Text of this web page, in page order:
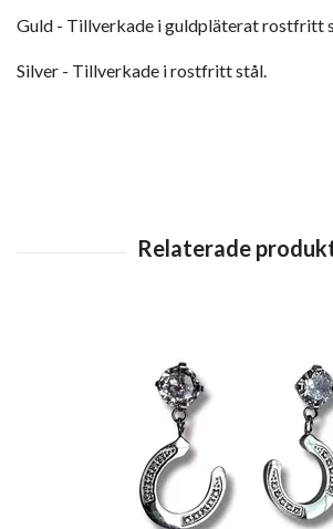
Guld - Tillverkade i guldpläterat rostfritt
Silver - Tillverkade i rostfritt stål.